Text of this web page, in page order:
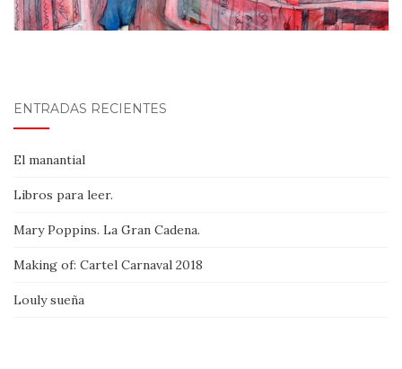
ENTRADAS RECIENTES
El manantial
Libros para leer.
Mary Poppins. La Gran Cadena.
Making of: Cartel Carnaval 2018
Louly sueña